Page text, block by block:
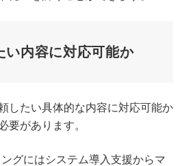
い内容に対応可能か
したい具体的な内容に対応可能か
要があります。
グにはシステム導入支援からマ